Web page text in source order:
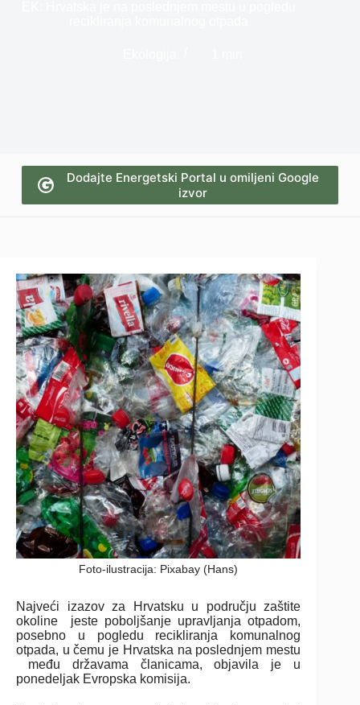
Dodajte Energetski Portal u omiljeni Google
izvor
Foto-ilustracija: Pixabay (Hans)
Najveći izazov za Hrvatsku u području zaštite
okoline jeste poboljšanje upravljanja otpadom,
posebno u pogledu recikliranja komunalnog
otpada, u čemu je Hrvatska na poslednjem mestu
među državama članicama, objavila je u
ponedeljak Evropska komisija.